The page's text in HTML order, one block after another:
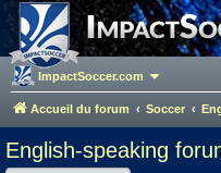
ImpactSoccer.com
Accueil du forum Soccer
English-speaking